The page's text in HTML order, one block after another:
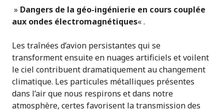
» Dangers de la géo-ingénierie en cours couplée
aux ondes électromagnétiques« .
Les traînées d’avion persistantes qui se
transforment ensuite en nuages artificiels et voilent
le ciel contribuent dramatiquement au changement
climatique. Les particules métalliques présentes
dans l’air que nous respirons et dans notre
atmosphère, certes favorisent la transmission des